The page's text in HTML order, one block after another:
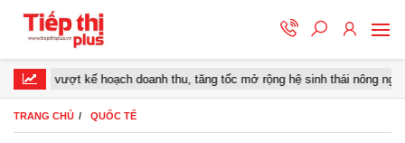
vượt kế hoạch doanh thu, tăng tốc mở rộng hệ sinh thái nông nghiệp –
TRANG CHỦ QUỐC TẾ